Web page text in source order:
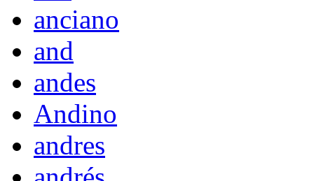
anciano
and
andes
Andino
andres